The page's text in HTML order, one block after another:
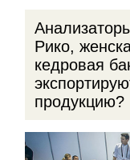
Рико,
кедровая
продукцию?